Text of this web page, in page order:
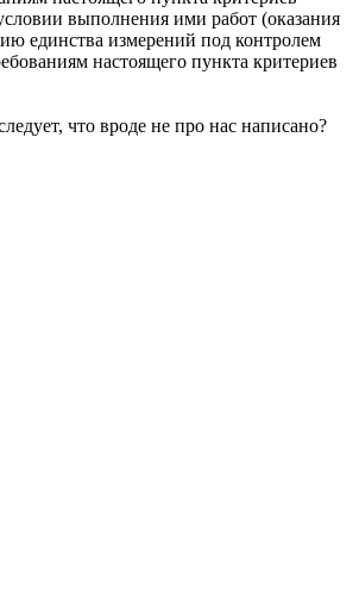
выполнения ими работ (оказания
единства измерений под контролем
настоящего пункта критериев
что вроде не про нас написано?